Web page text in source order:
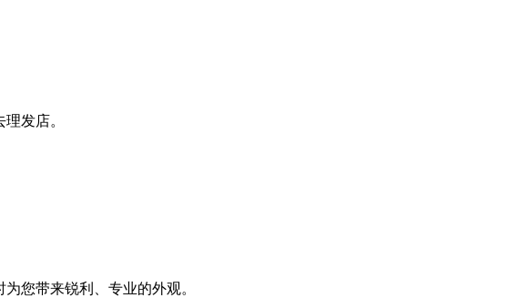
发店。
您带来锐利、专业的外观。